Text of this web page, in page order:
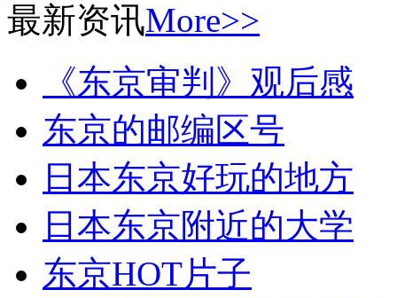
最新资讯More>>
《东京审判》观后感
东京的邮编区号
日本东京好玩的地方
日本东京附近的大学
东京HOT片子